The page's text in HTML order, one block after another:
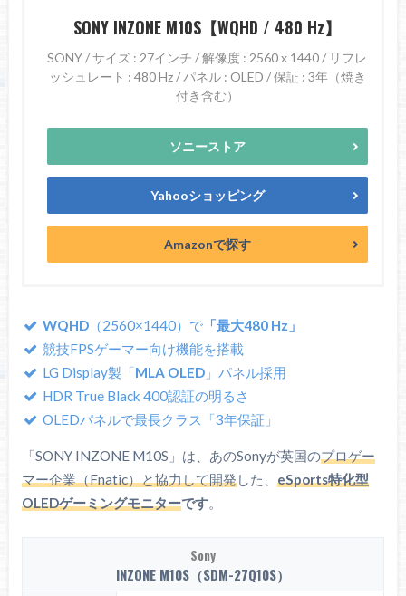
SONY INZONE M10S【WQHD / 480 Hz】
SONY / サイズ : 27インチ / 解像度 : 2560 x 1440 / リフレ
ッシュレート : 480 Hz / パネル : OLED / 保証 : 3年（焼き
付き含む）
ソニーストア
Yahooショッピング
Amazonで探す
WQHD（2560×1440）で「最大480 Hz」
競技FPSゲーマー向け機能を搭載
LG Display製「MLA OLED」パネル採用
HDR True Black 400認証の明るさ
OLEDパネルで最長クラス「3年保証」
「SONY INZONE M10S」は、あのSonyが英国のプロゲー
マー企業（Fnatic）と協力して開発した、 eSports特化型
OLEDゲーミングモニターです。
Sony
INZONE M10S（SDM-27Q10S）